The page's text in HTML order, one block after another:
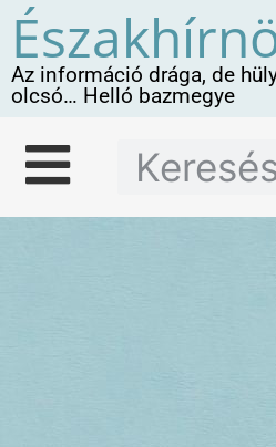
Az információ drága, de
olcsó… Helló bazmegye